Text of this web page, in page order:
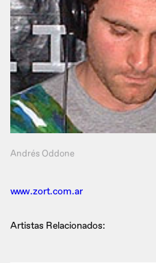
Andrés Oddone
www.zort.com.ar
Artistas Relacionados: